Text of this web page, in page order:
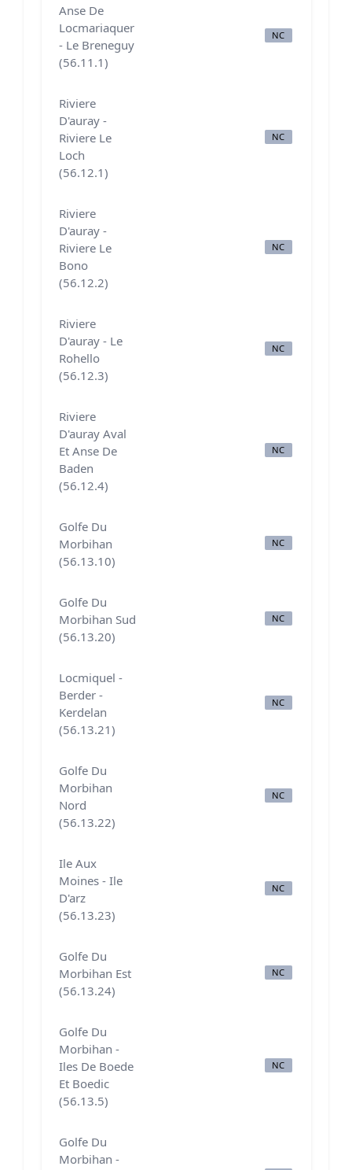
Anse De
Locmariaquer
- Le Breneguy
(56.11.1)
NC
Riviere
D'auray -
Riviere Le
Loch
(56.12.1)
NC
Riviere
D'auray -
Riviere Le
Bono
(56.12.2)
NC
Riviere
D'auray - Le
Rohello
(56.12.3)
NC
Riviere
D'auray Aval
Et Anse De
Baden
(56.12.4)
NC
Golfe Du
Morbihan
(56.13.10)
NC
Golfe Du
Morbihan Sud
(56.13.20)
NC
Locmiquel -
Berder -
Kerdelan
(56.13.21)
NC
Golfe Du
Morbihan
Nord
(56.13.22)
NC
Ile Aux
Moines - Ile
D'arz
(56.13.23)
NC
Golfe Du
Morbihan Est
(56.13.24)
NC
Golfe Du
Morbihan -
Iles De Boede
Et Boedic
(56.13.5)
NC
Golfe Du
Morbihan -